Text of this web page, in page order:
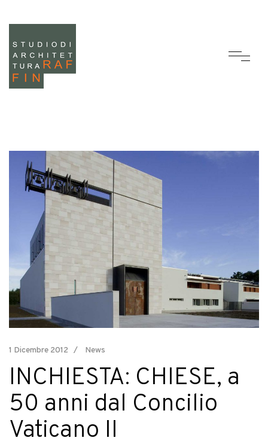
1 Dicembre 2012 News
INCHIESTA: CHIESE, a
50 anni dal Concilio
Vaticano II